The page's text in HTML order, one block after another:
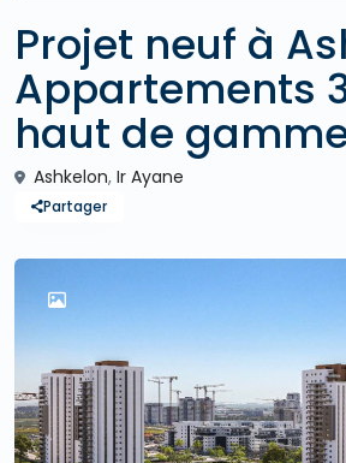
Projet neuf à
Appartements
haut de
Ashkelon, Ir Ayane
Partager